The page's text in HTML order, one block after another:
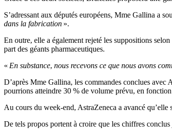
S’adressant aux députés européens, Mme Gallina a
dans la fabrication ».
En outre, elle a également rejeté les suppositions
part des géants pharmaceutiques.
« En substance, nous recevons ce que nous avons
D’après Mme Gallina, les commandes conclues avec
pourrions atteindre 30 % de volume prévu, en
Au cours du week-end, AstraZeneca a avancé
De tels propos portent à croire que les chiffres